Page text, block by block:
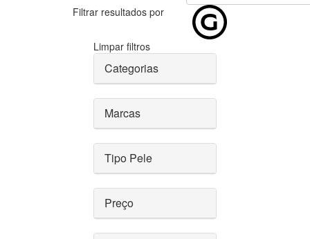
Filtrar resultados por
Limpar filtros
Categorias
Marcas
Tipo Pele
Preço